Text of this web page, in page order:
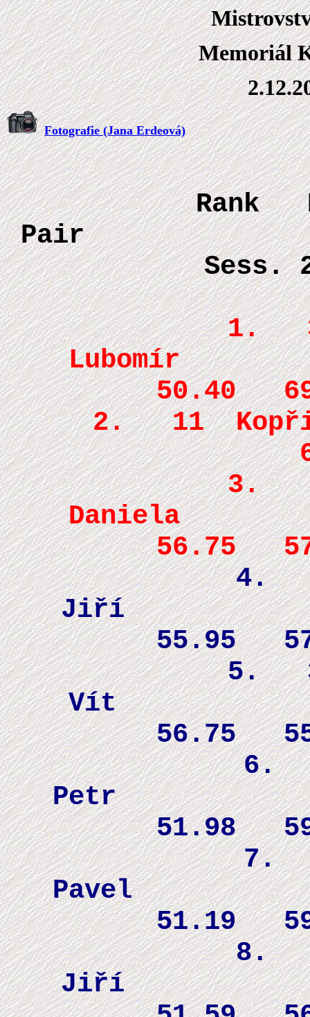
Memoriál
Fotografie (Jana Erdeová)
Pair
1.
50.40
2. 11
61.11
3. 1
56.75
4.
55.95
5.
56.75
6.
51.98
7. 3
51.19
8.